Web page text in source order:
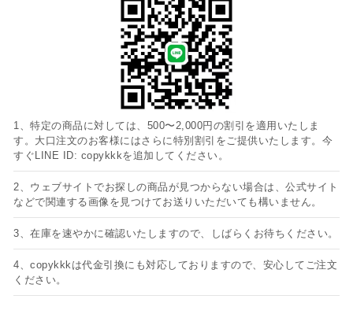
1、特定の商品に対しては、500〜2,000円の割引を適用いたしま
す。大口注文のお客様にはさらに特別割引をご提供いたします。今
すぐLINE ID: copykkkを追加してください。
2、ウェブサイトでお探しの商品が見つからない場合は、公式サイト
などで関連する画像を見つけてお送りいただいても構いません。
3、在庫を速やかに確認いたしますので、しばらくお待ちください。
4、copykkkは代金引換にも対応しておりますので、安心してご注文
ください。